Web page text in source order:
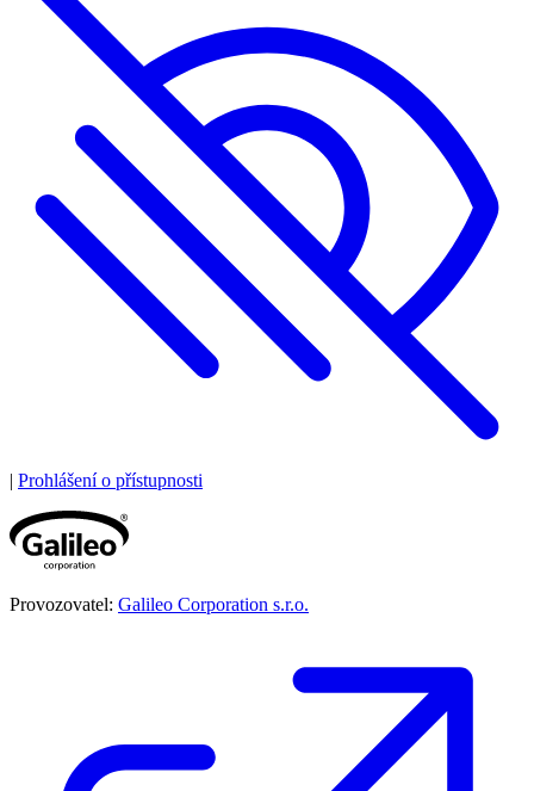
| Prohlášení o přístupnosti
Provozovatel: Galileo Corporation s.r.o.